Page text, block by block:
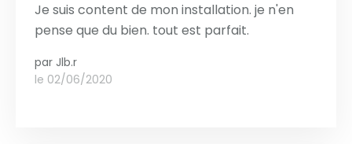
Je suis content de mon installation. je n'en
pense que du bien. tout est parfait.
par Jlb.r
le 02/06/2020